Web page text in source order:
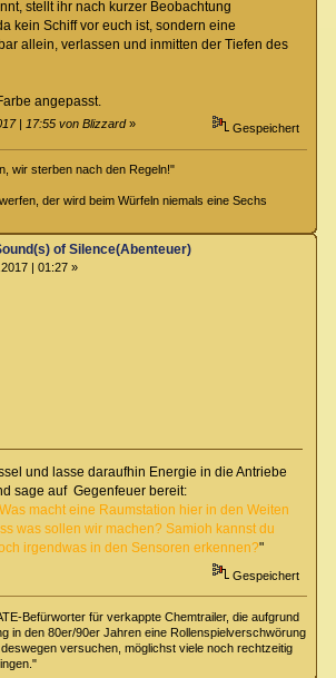
stellt ihr nach kurzer Beobachtung
kein Schiff vor euch ist, sondern eine
allein, verlassen und inmitten der Tiefen des
angepasst.
| 17:55 von Blizzard» Gespeichert
wir sterben nach den Regeln!"
der wird beim Würfeln niemals eine Sechs
of Silence(Abenteuer)
| 01:27 »
und lasse daraufhin Energie in die Antriebe
sage auf Gegenfeuer bereit:
macht eine Raumstation hier in den Weiten
was sollen wir machen? Samioh kannst du
irgendwas in den Sensoren erkennen?"
Gespeichert
Befürworter für verkappte Chemtrailer, die aufgrund
in den 80er/90er Jahren eine Rollenspielverschwörung
versuchen, möglichst viele noch rechtzeitig